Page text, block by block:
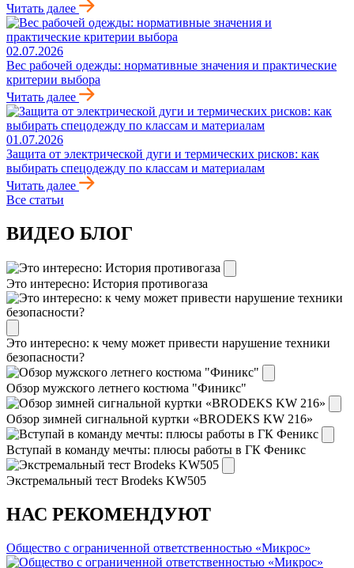
Читать далее
02.07.2026
Вес рабочей одежды: нормативные значения и практические
критерии выбора
Читать далее
01.07.2026
Защита от электрической дуги и термических рисков: как
выбирать спецодежду по классам и материалам
Читать далее
Все статьи
ВИДЕО БЛОГ
Это интересно: История противогаза
Это интересно: к чему может привести нарушение техники
безопасности?
Обзор мужского летнего костюма "Финикс"
Обзор зимней сигнальной куртки «BRODEKS KW 216»
Вступай в команду мечты: плюсы работы в ГК Феникс
Экстремальный тест Brodeks KW505
НАС РЕКОМЕНДУЮТ
Общество с ограниченной ответственностью «Микрос»